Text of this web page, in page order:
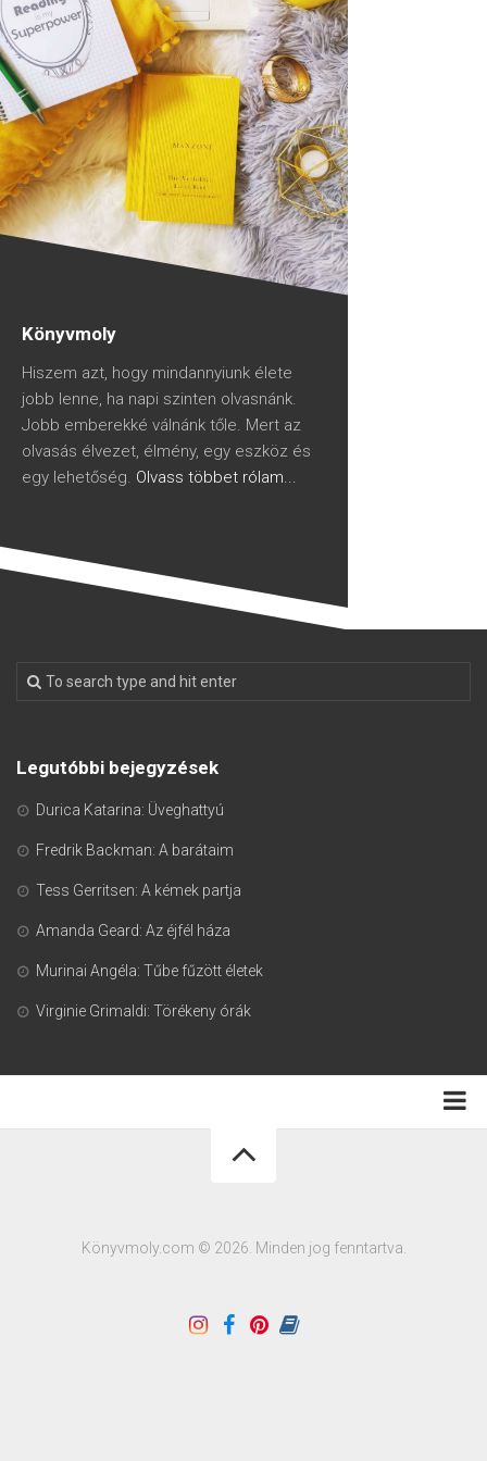
Könyvmoly
Hiszem azt, hogy mindannyiunk élete
jobb lenne, ha napi szinten olvasnánk.
Jobb emberekké válnánk tőle. Mert az
olvasás élvezet, élmény, egy eszköz és
egy lehetőség. Olvass többet rólam...
Legutóbbi bejegyzések
Durica Katarina: Üveghattyú
Fredrik Backman: A barátaim
Tess Gerritsen: A kémek partja
Amanda Geard: Az éjfél háza
Murinai Angéla: Tűbe fűzött életek
Virginie Grimaldi: Törékeny órák
Könyvmoly.com © 2026. Minden jog fenntartva.